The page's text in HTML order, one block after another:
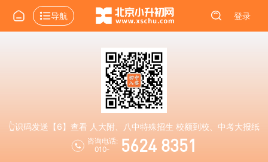
导航 登录
👆识码发送【6】查看 人大附、八中特殊招生 校额到校、中考大报纸
咨询电话:
010-
5624 8351